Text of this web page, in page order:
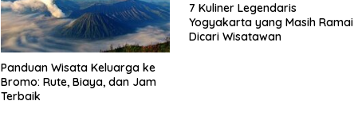
Panduan Wisata Keluarga ke
Bromo: Rute, Biaya, dan Jam
Terbaik
7 Kuliner Legendaris
Yogyakarta yang Masih Ramai
Dicari Wisatawan